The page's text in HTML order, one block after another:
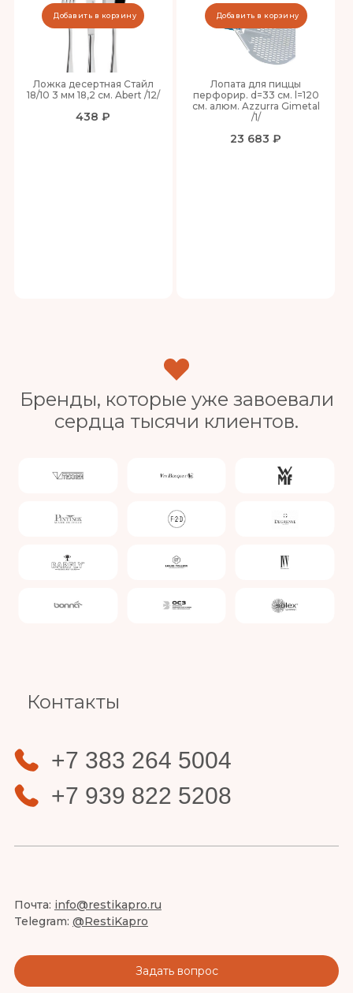
Ложка десертная Стайл
18/10 3 мм 18,2 см. Abert /12/
438 ₽
Добавить в корзину
Лопата для пиццы
перфорир. d=33 см. l=120
см. алюм. Azzurra Gimetal
/1/
23 683 ₽
Добавить в корзину
Бренды, которые уже завоевали
сердца тысячи клиентов.
Контакты
+7 383 264 5004
+7 939 822 5208
Почта: info@restikapro.ru
Telegram: @RestiKapro
Задать вопрос